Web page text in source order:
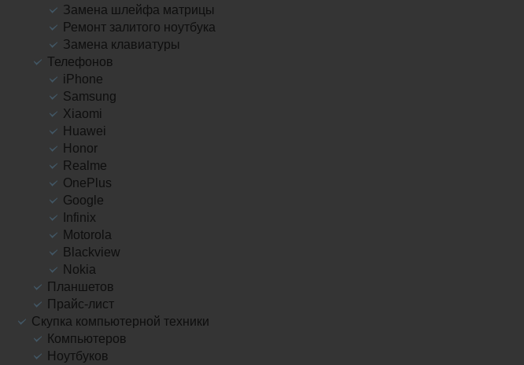
Замена шлейфа матрицы
Ремонт залитого ноутбука
Замена клавиатуры
Телефонов
iPhone
Samsung
Xiaomi
Huawei
Honor
Realme
OnePlus
Google
Infinix
Motorola
Blackview
Nokia
Планшетов
Прайс-лист
Скупка компьютерной техники
Компьютеров
Ноутбуков